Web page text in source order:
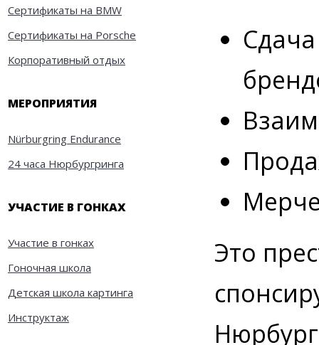
Сертификаты на BMW
Сертификаты на Porsche
Корпоративный отдых
МЕРОПРИЯТИЯ
Nürburgring Endurance
24 часа Нюрбургринга
УЧАСТИЕ В ГОНКАХ
Участие в гонках
Гоночная школа
Детская школа картинга
Инструктаж
Это